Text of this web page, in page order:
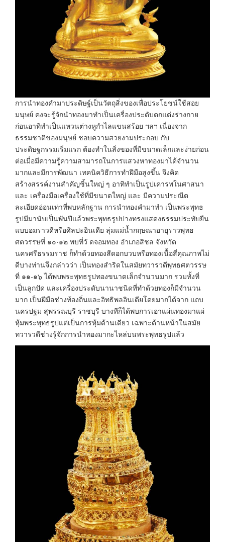
การนำทองคำมาประดิษฐ์เป็นวัตถุสิ่งของเพื่อประโยชน์ใช้สอย
มนุษย์ คงจะรู้จักนำทองมาทำเป็นเครื่องประดับตกแต่งร่างกาย
ก่อนอาทิทำเป็นแหวนต่างหูกำไลแขนสร้อย ฯลฯ เนื่องจาก
ธรรมชาติของมนุษย์ ชอบความสวยงามประกอบ กับ
ประดิษฐกรรมเริ่มแรก ต้องทำในสิ่งของที่มีขนาดเล็กและง่ายก่อน
ต่อเมื่อมีความรู้ความสามารถในการแสวงหาทองมาได้จำนวน
มากและมีการพัฒนา เทคนิควิธีการทำฝีมือสูงขึ้น จึงคิด
สร้างสรรค์งานสำคัญชิ้นใหญ่ ๆ อาทิทำเป็นรูปเคารพในศาสนา
และ เครื่องมือเครื่องใช้ที่มีขนาดใหญ่ และ มีความประณีต
ละเอียดอ่อนเท่าที่พบหลักฐาน การนำทองคำมาทำ เป็นพระพุทธ
รูปมีมานับเป็นพันปีแล้วพระพุทธรูปปางทรงแสดงธรรมประทับยืน
แบบอมราวดีหรือศิลปะอินเดีย ลุ่มแม่น้ำกฤษณาอายุราวพุทธ
ศตวรรษที่ ๑๐-๑๒ พบที่วั ดจอมทอง อำเภอสิชล จังหวัด
นครศรีธรรมราช ก็ทำด้วยทองสีดอกบวบหรือทองเนื้อสี่คุณภาพไม่
ดีบางท่านจึงกล่าวว่า เป็นทองสำริดในสมัยทวารวดีพุทธศตวรรษ
ที่ ๑๑-๑๖ ได้พบพระพุทธรูปทองขนาดเล็กจำนวนมาก รวมทั้งที่
เป็นลูกปัด และเครื่องประดับนานาชนิดที่ทำด้วยทองก็มีจำนวน
มาก เป็นฝีมือช่างท้องถิ่นและอิทธิพลอินเดียโดยมากได้จาก แถบ
นครปฐม สุพรรณบุรี ราชบุรี บางทีก็ได้พบการเอาแผ่นทองมาแผ่
หุ้มพระพุทธรูปแต่เป็นการหุ้มด้านเดียว เฉพาะด้านหน้าในสมัย
ทวารวดีช่างรู้จักการนำทองมากะไหล่บนพระพุทธรูปแล้ว